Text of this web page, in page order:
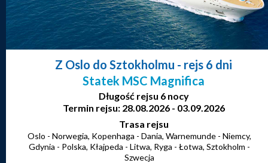
Z Oslo do Sztokholmu - rejs 6 dni
Statek MSC Magnifica
Długość rejsu 6 nocy
Termin rejsu: 28.08.2026 - 03.09.2026
Trasa rejsu
Oslo - Norwegia, Kopenhaga - Dania, Warnemunde - Niemcy,
Gdynia - Polska, Kłajpeda - Litwa, Ryga - Łotwa, Sztokholm -
Szwecja